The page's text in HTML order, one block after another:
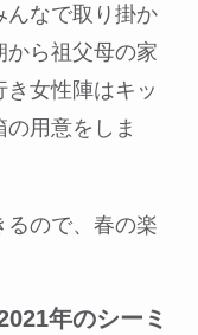
んなで取り掛か
から祖父母の家
女性陣はキッ
用意をしま
るので、春の楽
年のシーミ